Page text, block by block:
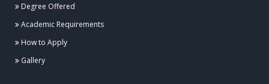
Degree Offered
Academic Requirements
How to Apply
Gallery